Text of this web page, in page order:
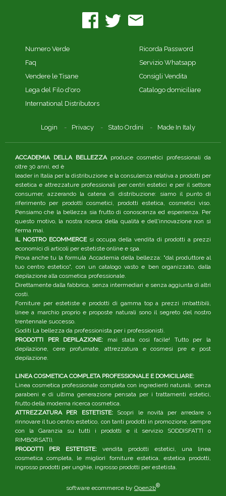
Numero Verde
Faq
Vendere le Tisane
Lega del Filo d'oro
International Distributors
Ricorda Password
Servizio Whatsapp
Consigli Vendita
Catalogo domiciliare
Login Privacy Stato Ordini Made In Italy
ACCADEMIA DELLA BELLEZZAproduce cosmetici professionali da
oltre 30 anni, ed è
leader in Italia per la distribuzione e la consulenza relativa a prodotti per
estetica e attrezzature professionali per centri estetici e per il settore
consumer, azzerando la catena di distribuzione: siamo il punto di
riferimento per prodotti cosmetici, prodotti estetica, cosmetici viso.
Pensiamo che la bellezza sia frutto di conoscenza ed esperienza. Per
questo motivo, la nostra ricerca della qualità e dell'innovazione non si
ferma mai.
IL NOSTRO ECOMMERCEsi occupa della vendita di prodotti a prezzi
economici di articoli per estetiste online e spa.
Prova anche tu la formula Accademia della bellezza: "dal produttore al
tuo centro estetico", con un catalogo vasto e ben organizzato, dalla
depilazione alla cosmetica professionale.
Direttamente dalla fabbrica, senza intermediari e senza aggiunta di altri
costi.
Forniture per estetiste e prodotti di gamma top a prezzi imbattibili,
linee a marchio proprio e proposte naturali sono il segreto del nostro
trentennale successo.
Goditi La bellezza da professionista per i professionisti.
PRODOTTI PER DEPILAZIONE: mai stata così facile! Tutto per la
depilazione, cere profumate, attrezzatura e cosmesi pre e post
depilazione.
LINEA COSMETICA COMPLETA PROFESSIONALE E DOMICILIARE:
Linea cosmetica professionale completa con ingredienti naturali, senza
parabeni e di ultima generazione pensata per i trattamenti estetici,
frutto della moderna ricerca cosmetica.
ATTREZZATURA PER ESTETISTE:Scopri le novità per arredare o
rinnovare il tuo centro estetico, con tanti prodotti in promozione, sempre
con la Garanzia su tutti i prodotti e il servizio SODDISFATTI o
RIMBORSATI).
PRODOTTI PER ESTETISTE: vendita prodotti estetici, una linea
cosmetica completa, le migliori forniture estetica, estetica prodotti,
ingrosso prodotti per unghie, ingrosso prodotti per estetista.
software ecommerce by Open2b®